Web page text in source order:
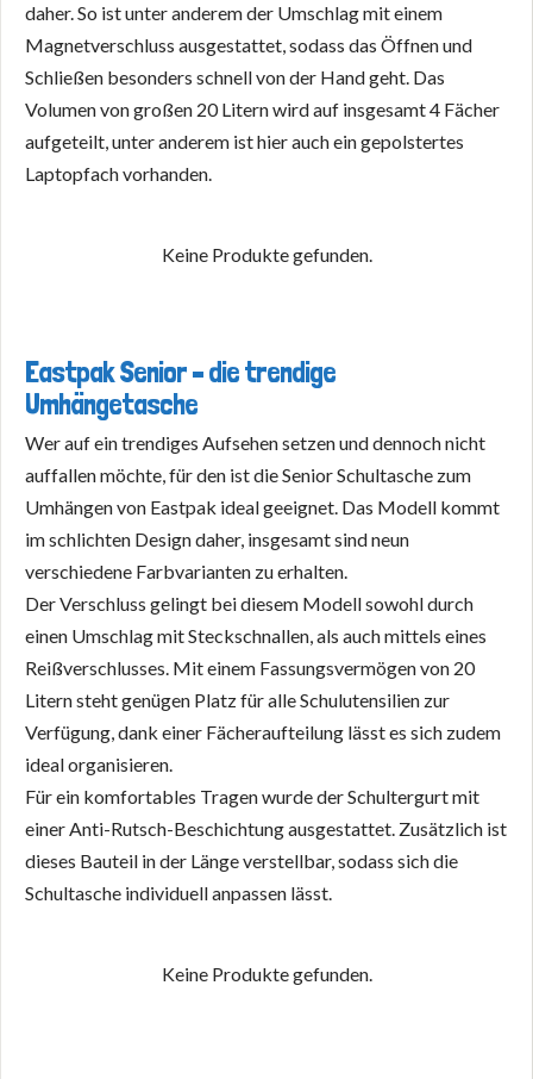
daher. So ist unter anderem der Umschlag mit einem
Magnetverschluss ausgestattet, sodass das Öffnen und
Schließen besonders schnell von der Hand geht. Das
Volumen von großen 20 Litern wird auf insgesamt 4 Fächer
aufgeteilt, unter anderem ist hier auch ein gepolstertes
Laptopfach vorhanden.
Keine Produkte gefunden.
Eastpak Senior – die trendige
Umhängetasche
Wer auf ein trendiges Aufsehen setzen und dennoch nicht
auffallen möchte, für den ist die Senior Schultasche zum
Umhängen von Eastpak ideal geeignet. Das Modell kommt
im schlichten Design daher, insgesamt sind neun
verschiedene Farbvarianten zu erhalten.
Der Verschluss gelingt bei diesem Modell sowohl durch
einen Umschlag mit Steckschnallen, als auch mittels eines
Reißverschlusses. Mit einem Fassungsvermögen von 20
Litern steht genügen Platz für alle Schulutensilien zur
Verfügung, dank einer Fächeraufteilung lässt es sich zudem
ideal organisieren.
Für ein komfortables Tragen wurde der Schultergurt mit
einer Anti-Rutsch-Beschichtung ausgestattet. Zusätzlich ist
dieses Bauteil in der Länge verstellbar, sodass sich die
Schultasche individuell anpassen lässt.
Keine Produkte gefunden.